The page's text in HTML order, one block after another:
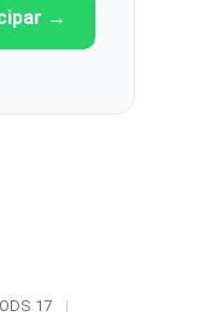
→
ODS 17